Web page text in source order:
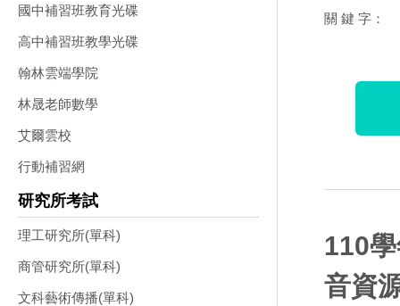
國中補習班教育光碟
高中補習班教學光碟
翰林雲端學院
林晟老師數學
艾爾雲校
行動補習網
研究所考試
理工研究所(單科)
商管研究所(單科)
文科藝術傳播(單科)
關 鍵 字：
110
音資